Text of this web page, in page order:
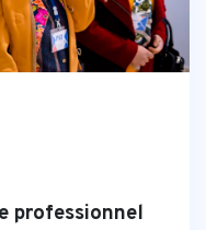
professionnel